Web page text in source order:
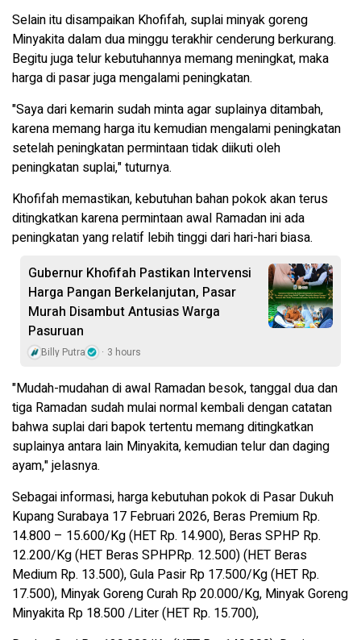
Selain itu disampaikan Khofifah, suplai minyak goreng
Minyakita dalam dua minggu terakhir cenderung berkurang.
Begitu juga telur kebutuhannya memang meningkat, maka
harga di pasar juga mengalami peningkatan.
"Saya dari kemarin sudah minta agar suplainya ditambah,
karena memang harga itu kemudian mengalami peningkatan
setelah peningkatan permintaan tidak diikuti oleh
peningkatan suplai," tuturnya.
Khofifah memastikan, kebutuhan bahan pokok akan terus
ditingkatkan karena permintaan awal Ramadan ini ada
peningkatan yang relatif lebih tinggi dari hari-hari biasa.
Gubernur Khofifah Pastikan Intervensi
Harga Pangan Berkelanjutan, Pasar
Murah Disambut Antusias Warga
Pasuruan
Billy Putra 3 hours
"Mudah-mudahan di awal Ramadan besok, tanggal dua dan
tiga Ramadan sudah mulai normal kembali dengan catatan
bahwa suplai dari bapok tertentu memang ditingkatkan
suplainya antara lain Minyakita, kemudian telur dan daging
ayam," jelasnya.
Sebagai informasi, harga kebutuhan pokok di Pasar Dukuh
Kupang Surabaya 17 Februari 2026, Beras Premium Rp.
14.800 – 15.600/Kg (HET Rp. 14.900), Beras SPHP Rp.
12.200/Kg (HET Beras SPHPRp. 12.500) (HET Beras
Medium Rp. 13.500), Gula Pasir Rp 17.500/Kg (HET Rp.
17.500), Minyak Goreng Curah Rp 20.000/Kg, Minyak Goreng
Minyakita Rp 18.500 /Liter (HET Rp. 15.700),